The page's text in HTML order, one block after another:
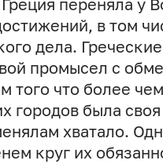
переняла у
в том
дела.
промысел с
того что более
городов была
хватало.
круг их